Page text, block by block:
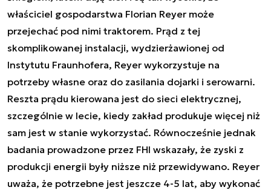
właściciel gospodarstwa Florian Reyer może
przejechać pod nimi traktorem. Prąd z tej
skomplikowanej instalacji, wydzierżawionej od
Instytutu Fraunhofera, Reyer wykorzystuje na
potrzeby własne oraz do zasilania dojarki i serowarni.
Reszta prądu kierowana jest do sieci elektrycznej,
szczególnie w lecie, kiedy zakład produkuje więcej niż
sam jest w stanie wykorzystać. Równocześnie jednak
badania prowadzone przez FHI wskazały, że zyski z
produkcji energii były niższe niż przewidywano. Reyer
uważa, że potrzebne jest jeszcze 4-5 lat, aby wykonać